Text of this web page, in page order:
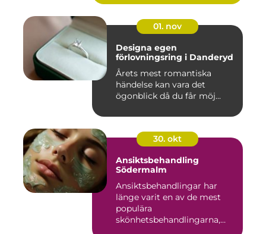
01. nov
Designa egen
förlovningsring i Danderyd
Årets mest romantiska
händelse kan vara det
ögonblick då du får möj...
30. okt
Ansiktsbehandling
Södermalm
Ansiktsbehandlingar har
länge varit en av de mest
populära
skönhetsbehandlingarna,